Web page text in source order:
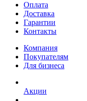
Оплата
Доставка
Гарантии
Контакты
Компания
Покупателям
Для бизнеса
Акции